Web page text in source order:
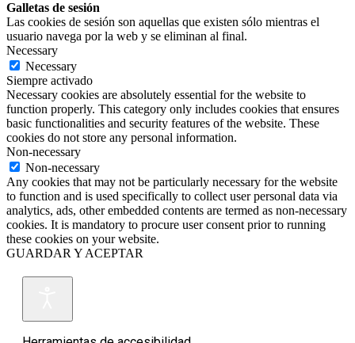
Galletas de sesión
Las cookies de sesión son aquellas que existen sólo mientras el
usuario navega por la web y se eliminan al final.
Necessary
Necessary
Siempre activado
Necessary cookies are absolutely essential for the website to
function properly. This category only includes cookies that ensures
basic functionalities and security features of the website. These
cookies do not store any personal information.
Non-necessary
Non-necessary
Any cookies that may not be particularly necessary for the website
to function and is used specifically to collect user personal data via
analytics, ads, other embedded contents are termed as non-necessary
cookies. It is mandatory to procure user consent prior to running
these cookies on your website.
GUARDAR Y ACEPTAR